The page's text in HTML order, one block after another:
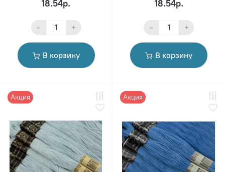
18.54р.
- +
В корзину
18.54р.
- +
В корзину
Акция Акция